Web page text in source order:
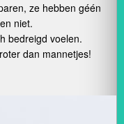
ze hebben géén
niet.
bedreigd voelen.
dan mannetjes!